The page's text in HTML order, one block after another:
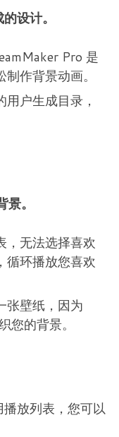
设计。
Pro 是
作背景动画。
户生成目录，
。
，无法选择喜欢
循环播放您喜欢
张壁纸，因为
您的背景。
放列表，您可以